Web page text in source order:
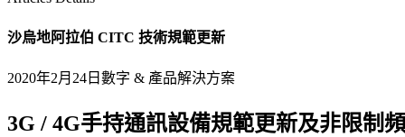
沙烏地阿拉伯 CITC 技術規範更新
2020年2月24日 數字 & 產品解決方案
3G / 4G手持通訊設備規範更新及非限制